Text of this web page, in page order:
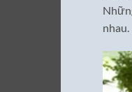
nhau.